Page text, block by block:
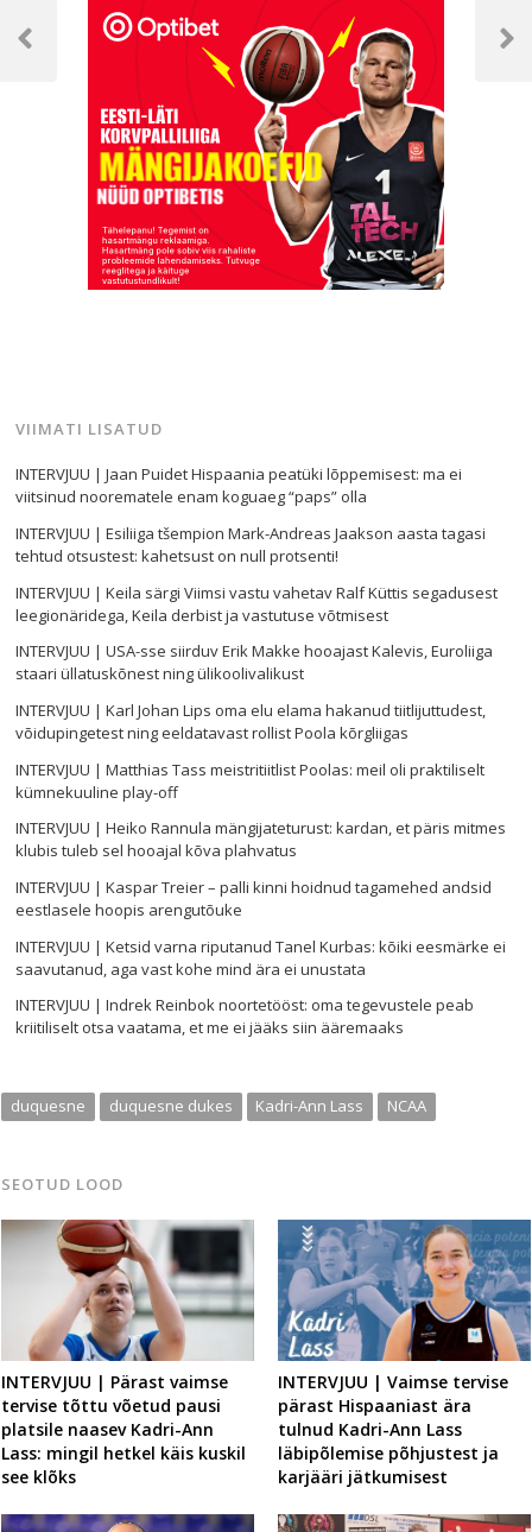
VIIMATI LISATUD
INTERVJUU | Jaan Puidet Hispaania peatüki lõppemisest: ma ei
viitsinud noorematele enam koguaeg “paps” olla
INTERVJUU | Esiliiga tšempion Mark-Andreas Jaakson aasta tagasi
tehtud otsustest: kahetsust on null protsenti!
INTERVJUU | Keila särgi Viimsi vastu vahetav Ralf Küttis segadusest
leegionäridega, Keila derbist ja vastutuse võtmisest
INTERVJUU | USA-sse siirduv Erik Makke hooajast Kalevis, Euroliiga
staari üllatuskõnest ning ülikoolivalikust
INTERVJUU | Karl Johan Lips oma elu elama hakanud tiitlijuttudest,
võidupingetest ning eeldatavast rollist Poola kõrgliigas
INTERVJUU | Matthias Tass meistritiitlist Poolas: meil oli praktiliselt
kümnekuuline play-off
INTERVJUU | Heiko Rannula mängijateturust: kardan, et päris mitmes
klubis tuleb sel hooajal kõva plahvatus
INTERVJUU | Kaspar Treier – palli kinni hoidnud tagamehed andsid
eestlasele hoopis arengutõuke
INTERVJUU | Ketsid varna riputanud Tanel Kurbas: kõiki eesmärke ei
saavutanud, aga vast kohe mind ära ei unustata
INTERVJUU | Indrek Reinbok noortetööst: oma tegevustele peab
kriitiliselt otsa vaatama, et me ei jääks siin ääremaaks
duquesne duquesne dukes Kadri-Ann Lass NCAA
SEOTUD LOOD
INTERVJUU | Pärast vaimse
tervise tõttu võetud pausi
platsile naasev Kadri-Ann
Lass: mingil hetkel käis kuskil
see klõks
INTERVJUU | Vaimse tervise
pärast Hispaaniast ära
tulnud Kadri-Ann Lass
läbipõlemise põhjustest ja
karjääri jätkumisest
Navigeerimine
Previous
Next